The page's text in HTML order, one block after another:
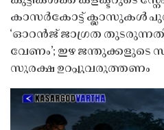
കാസർകോട്ട് ക്ലാസുകൾ
‘ഓറൻജ് ജാഗ്രത
വേണം’; ഇഴ ജന്തുക്കളുടെ
സുരക്ഷ ഉറപ്പുവരുത്തണം